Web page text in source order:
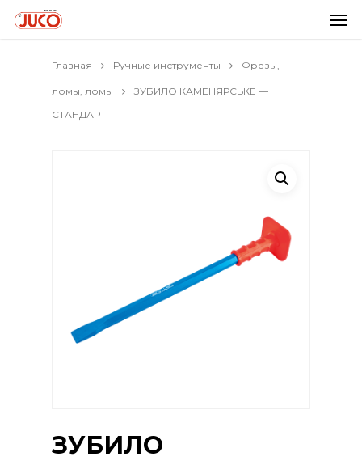
Главная Ручные инструменты Фрезы,
ломы, ломы
ЗУБИЛО КАМЕНЯРСЬКЕ —
СТАНДАРТ
ЗУБИЛО